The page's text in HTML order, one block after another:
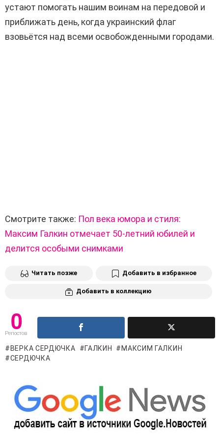
устают помогать нашим воинам на передовой и
приближать день, когда украинский флаг
взовьётся над всеми освобожденными городами.
Смотрите также: Пол века юмора и стиля:
Максим Галкин отмечает 50-летний юбилей и
делится особыми снимками
Читать позже Добавить в избранное
Добавить в коллекцию
0
Репостов
ВЕРКА СЕРДЮЧКА ГАЛКИН
МАКСИМ ГАЛКИН
СЕРДЮЧКА